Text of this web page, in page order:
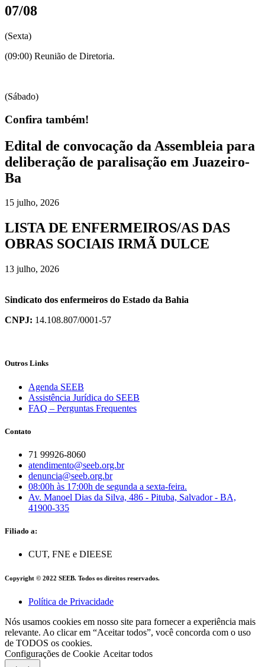
07/08
(Sexta)
(09:00) Reunião de Diretoria.
(Sábado)
Confira também!
Edital de convocação da Assembleia para
deliberação de paralisação em Juazeiro-
Ba
15 julho, 2026
LISTA DE ENFERMEIROS/AS DAS
OBRAS SOCIAIS IRMÃ DULCE
13 julho, 2026
Sindicato dos enfermeiros do Estado da Bahia
CNPJ: 14.108.807/0001-57
Outros Links
Agenda SEEB
Assistência Jurídica do SEEB
FAQ – Perguntas Frequentes
Contato
71 99926-8060
atendimento@seeb.org.br
denuncia@seeb.org.br
08:00h às 17:00h de segunda a sexta-feira.
Av. Manoel Dias da Silva, 486 - Pituba, Salvador - BA,
41900-335
Filiado a:
CUT, FNE e DIEESE
Copyright © 2022 SEEB. Todos os direitos reservados.
Política de Privacidade
Nós usamos cookies em nosso site para fornecer a experiência mais
relevante. Ao clicar em “Aceitar todos”, você concorda com o uso
de TODOS os cookies.
Configurações de Cookie Aceitar todos